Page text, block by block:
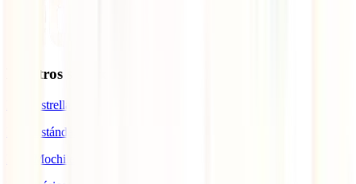
Nuestros seguros
IATI Estrella
IATI Estándar
IATI Mochilero